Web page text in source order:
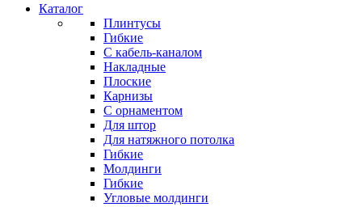
Каталог
Плинтусы
Гибкие
C кабель-каналом
Накладные
Плоские
Карнизы
С орнаментом
Для штор
Для натяжного потолка
Гибкие
Молдинги
Гибкие
Угловые молдинги